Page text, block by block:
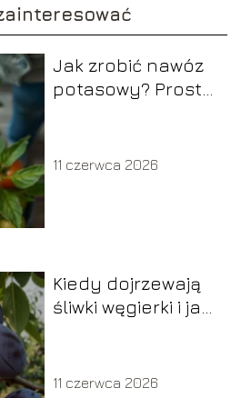
Jak zrobić nawóz
potasowy? Prosty
11 czerwca 2026
Kiedy dojrzewają
śliwki węgierki i jak
11 czerwca 2026